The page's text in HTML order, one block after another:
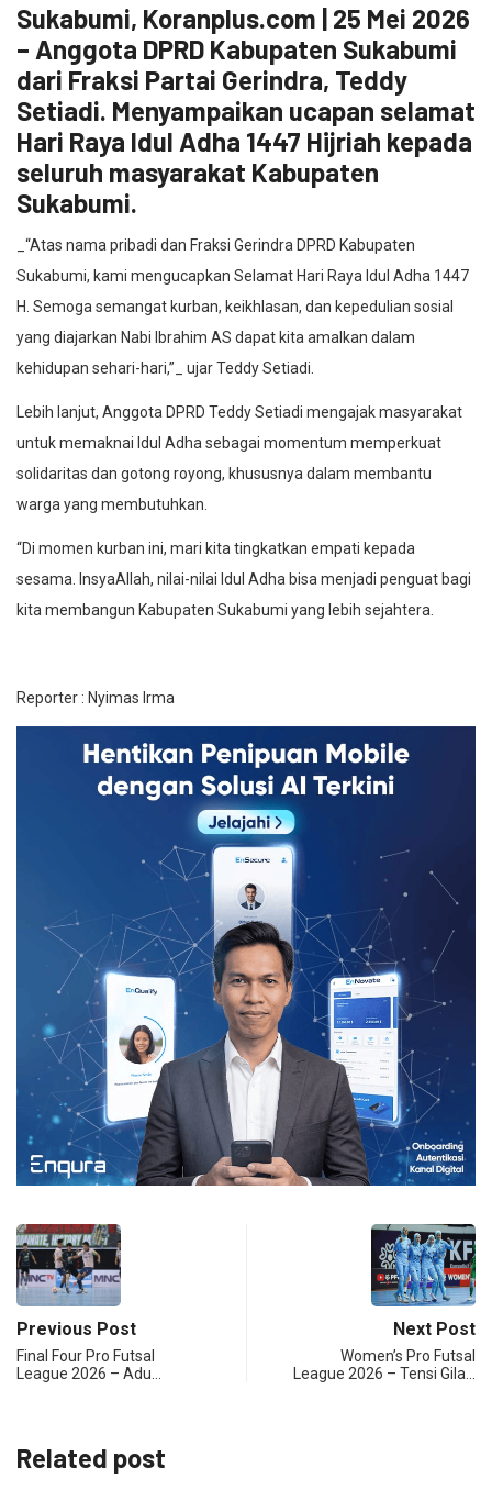
Sukabumi, Koranplus.com | 25 Mei 2026
– Anggota DPRD Kabupaten Sukabumi
dari Fraksi Partai Gerindra, Teddy
Setiadi. Menyampaikan ucapan selamat
Hari Raya Idul Adha 1447 Hijriah kepada
seluruh masyarakat Kabupaten
Sukabumi.
_“Atas nama pribadi dan Fraksi Gerindra DPRD Kabupaten
Sukabumi, kami mengucapkan Selamat Hari Raya Idul Adha 1447
H. Semoga semangat kurban, keikhlasan, dan kepedulian sosial
yang diajarkan Nabi Ibrahim AS dapat kita amalkan dalam
kehidupan sehari-hari,”_ ujar Teddy Setiadi.
Lebih lanjut, Anggota DPRD Teddy Setiadi mengajak masyarakat
untuk memaknai Idul Adha sebagai momentum memperkuat
solidaritas dan gotong royong, khususnya dalam membantu
warga yang membutuhkan.
“Di momen kurban ini, mari kita tingkatkan empati kepada
sesama. InsyaAllah, nilai-nilai Idul Adha bisa menjadi penguat bagi
kita membangun Kabupaten Sukabumi yang lebih sejahtera.
Reporter : Nyimas Irma
Previous Post
Final Four Pro Futsal
League 2026 – Adu…
Next Post
Women’s Pro Futsal
League 2026 – Tensi Gila…
Related post